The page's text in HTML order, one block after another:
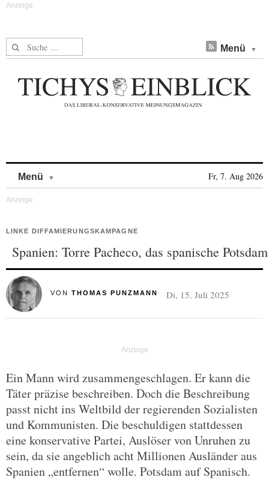
Suche nach: Menü
Menü Fr, 7. Aug 2026
LINKE DIFFAMIERUNGSKAMPAGNE
Spanien: Torre Pacheco, das spanische Potsdam
VON THOMAS PUNZMANN Di, 15. Juli 2025
Ein Mann wird zusammengeschlagen. Er kann die
Täter präzise beschreiben. Doch die Beschreibung
passt nicht ins Weltbild der regierenden Sozialisten
und Kommunisten. Die beschuldigen stattdessen
eine konservative Partei, Auslöser von Unruhen zu
sein, da sie angeblich acht Millionen Ausländer aus
Spanien „entfernen“ wolle. Potsdam auf Spanisch.